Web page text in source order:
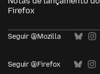
Firefox
Seguir @Mozilla
Seguir @Firefox